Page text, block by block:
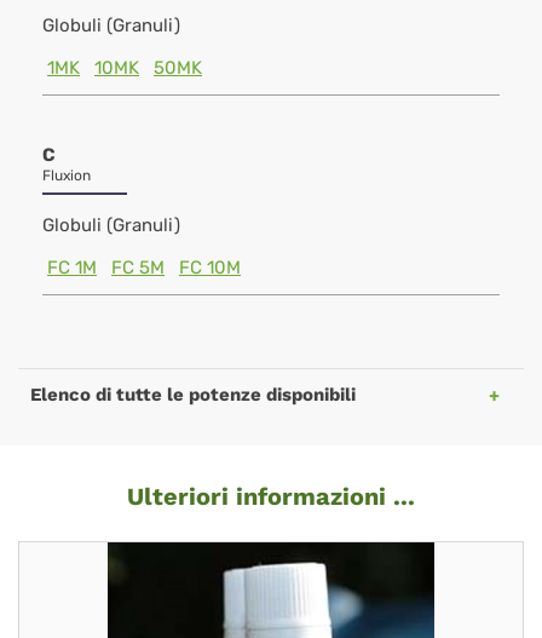
Globuli (Granuli)
1MK
10MK 50MK
C
Fluxion
Globuli (Granuli)
FC 1M
FC 5M FC 10M
Elenco di tutte le potenze disponibili
Ulteriori informazioni ...